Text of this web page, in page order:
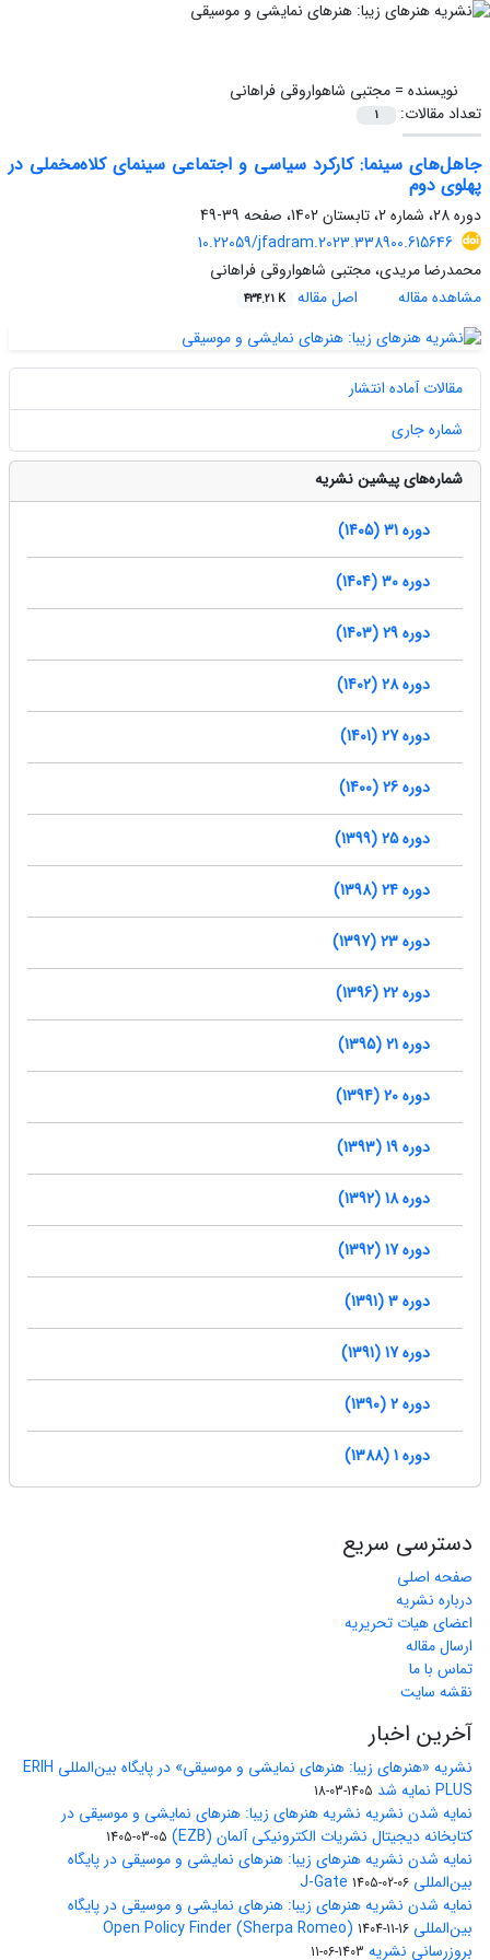
نویسنده =مجتبی شاهواروقی فراهانی
تعداد مقالات:
1
جاهل‌های سینما: کارکرد سیاسی و اجتماعی سینمای کلاه‌مخملی در
پهلوی دوم
دوره 28، شماره 2، تابستان 1402، صفحه
39-49
10.22059/jfadram.2023.338900.615646
محمدرضا مریدی، مجتبی شاهواروقی فراهانی
مشاهده مقاله
اصل مقاله 434.21 K
مقالات آماده انتشار
شماره جاری
شماره‌های پیشین نشریه
دوره 31 (1405)
دوره 30 (1404)
دوره 29 (1403)
دوره 28 (1402)
دوره 27 (1401)
دوره 26 (1400)
دوره 25 (1399)
دوره 24 (1398)
دوره 23 (1397)
دوره 22 (1396)
دوره 21 (1395)
دوره 20 (1394)
دوره 19 (1393)
دوره 18 (1392)
دوره 17 (1392)
دوره 3 (1391)
دوره 17 (1391)
دوره 2 (1390)
دوره 1 (1388)
دسترسی سریع
صفحه اصلی
درباره نشریه
اعضای هیات تحریریه
ارسال مقاله
تماس با ما
نقشه سایت
آخرین اخبار
نشریه «هنرهای زیبا: هنرهای نمایشی و موسیقی» در پایگاه بین‌المللی ERIH
PLUS نمایه شد
1405-03-18
نمایه شدن نشریه نشریه هنرهای زیبا: هنرهای نمایشی و موسیقی در
کتابخانه دیجیتال نشریات الکترونیکی آلمان (EZB)
1405-03-05
نمایه شدن نشریه هنرهای زیبا: هنرهای نمایشی و موسیقی در پایگاه
بین‌المللی J-Gate 1405-02-06
نمایه شدن نشریه هنرهای زیبا: هنرهای نمایشی و موسیقی در پایگاه
بین‌المللی Open Policy Finder (Sherpa Romeo) 1404-11-16
بروزرسانی نشریه 1403-06-11